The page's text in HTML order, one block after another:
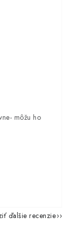
môžu ho
ďalšie recenzie